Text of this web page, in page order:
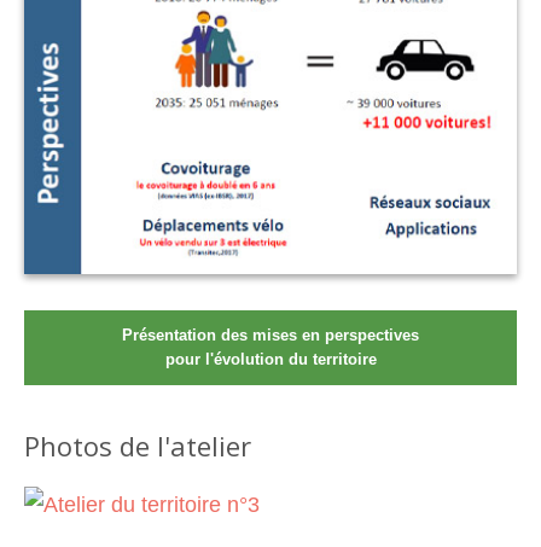
Présentation des mises en perspectives
pour l'évolution du territoire
Photos de l'atelier